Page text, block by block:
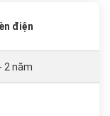
điện
2 năm